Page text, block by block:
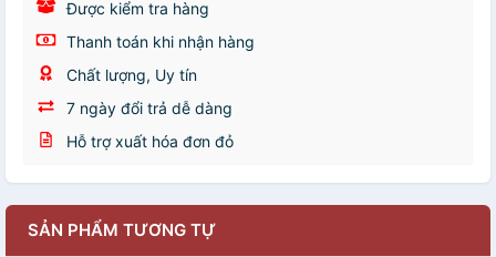
Được kiểm tra hàng
Thanh toán khi nhận hàng
Chất lượng, Uy tín
7 ngày đổi trả dễ dàng
Hỗ trợ xuất hóa đơn đỏ
SẢN PHẨM TƯƠNG TỰ